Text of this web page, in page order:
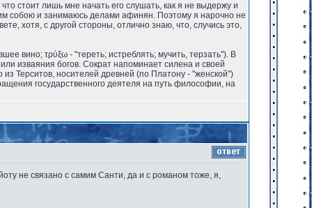
стоит лишь мне начать его слушать, как я не выдержу и
собою и занимаюсь делами афинян. Поэтому я нарочно не
хотя, с другой стороны, отлично знаю, что, случись это,
вино; τρύξω - "тереть; истреблять; мучить, терзать"). В
изваяния богов. Сократ напоминает силена и своей
Терситов, носителей древней (по Платону - "женской")
государственного деятеля на путь философии, на
не связано с самим Санти, да и с романом тоже, я,